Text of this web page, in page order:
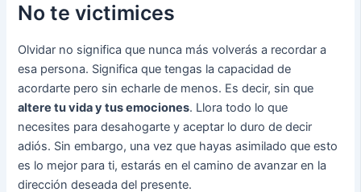
No te victimices
Olvidar no significa que nunca más volverás a recordar a
esa persona. Significa que tengas la capacidad de
acordarte pero sin echarle de menos. Es decir, sin que
altere tu vida y tus emociones. Llora todo lo que
necesites para desahogarte y aceptar lo duro de decir
adiós. Sin embargo, una vez que hayas asimilado que esto
es lo mejor para ti, estarás en el camino de avanzar en la
dirección deseada del presente.